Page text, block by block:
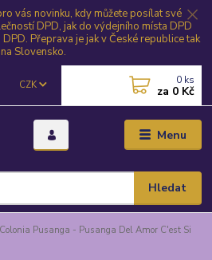
vás novinku, kdy můžete posílat své
DPD, jak do výdejního místa DPD
Přeprava je jak v České republice tak
na Slovensko.
Menu
CZK
Hledat
0 ks
za 0 Kč
Colonia Pusanga - Pusanga Del Amor C'est Si